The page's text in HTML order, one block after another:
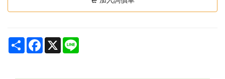
ShareFacebook
X